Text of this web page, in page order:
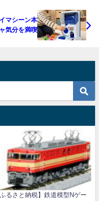
マシーン本
気分を満喫
ふるさと納税】鉄道模型Nゲー